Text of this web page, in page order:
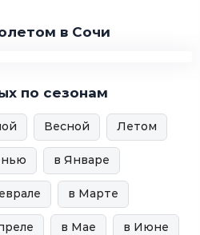
в Сочи
по сезонам
Весной Летом
в Январе
в Марте
в Мае в Июне